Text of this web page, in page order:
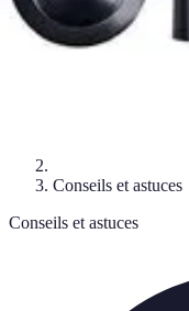
Conseils et astuces
Conseils et astuces